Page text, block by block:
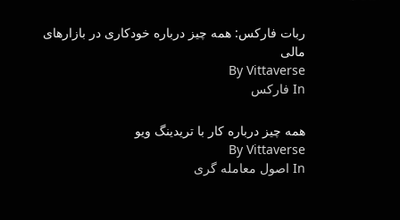
ربات فارکس: همه چیز درباره خودکاری در بازارهای
مالی
By Vittaverse
In فاركس
همه چیز درباره کار با تریدینگ ویو
By Vittaverse
In اصول معامله گرى